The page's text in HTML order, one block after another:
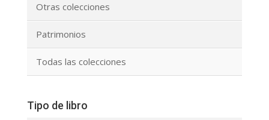
Otras colecciones
Patrimonios
Todas las colecciones
Tipo de libro